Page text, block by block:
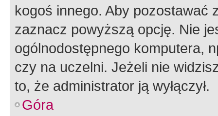
kogoś innego. Aby pozostawać
zaznacz powyższą opcję. Nie
ogólnodostępnego komputera,
czy na uczelni. Jeżeli nie
to, że administrator ją wyłączył.
Góra